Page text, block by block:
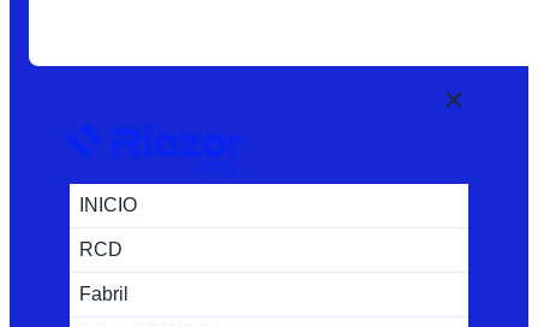
INICIO
RCD
Fabril